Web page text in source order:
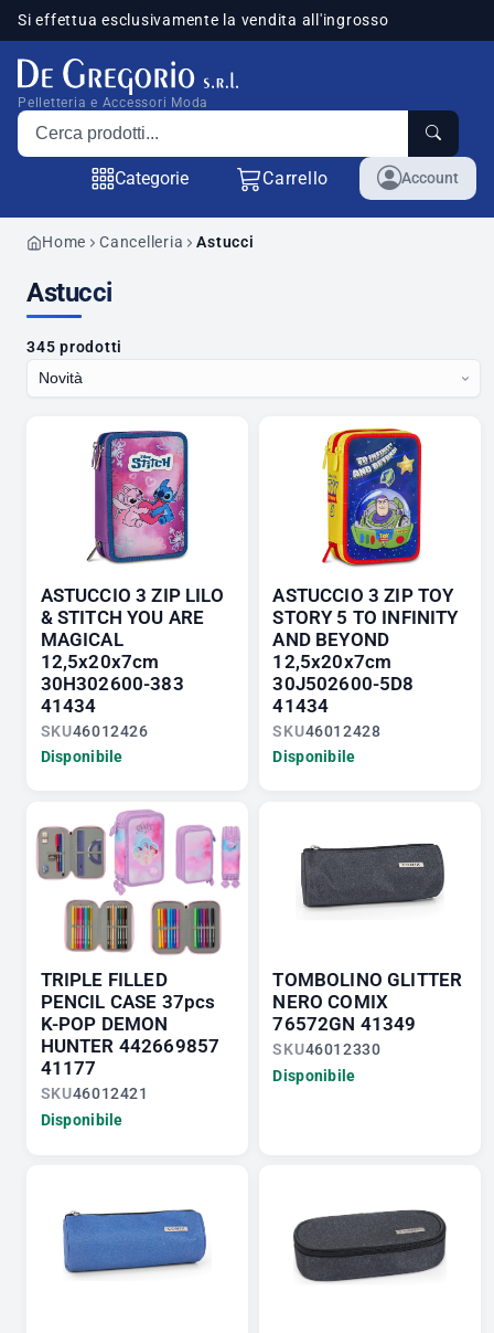
Si effettua esclusivamente la vendita all'ingrosso
Pelletteria e Accessori Moda
Cerca prodotti
Categorie Carrello Account
Home Cancelleria Astucci
Astucci
345 prodotti
ASTUCCIO 3 ZIP LILO
& STITCH YOU ARE
MAGICAL
12,5x20x7cm
30H302600-383
41434
SKU46012426
Disponibile
ASTUCCIO 3 ZIP TOY
STORY 5 TO INFINITY
AND BEYOND
12,5x20x7cm
30J502600-5D8
41434
SKU46012428
Disponibile
TRIPLE FILLED
PENCIL CASE 37pcs
K-POP DEMON
HUNTER 442669857
41177
SKU46012421
Disponibile
TOMBOLINO GLITTER
NERO COMIX
76572GN 41349
SKU46012330
Disponibile